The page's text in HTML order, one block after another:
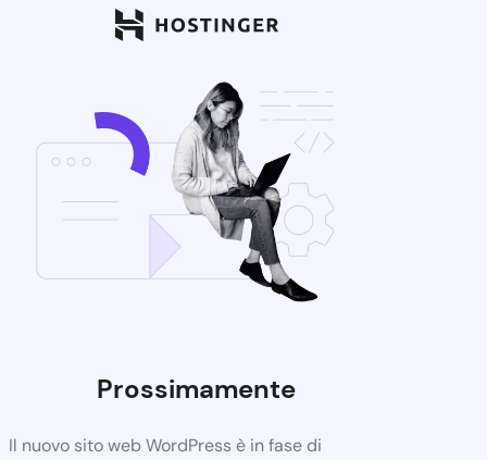
Prossimamente
Il nuovo sito web WordPress è in fase di